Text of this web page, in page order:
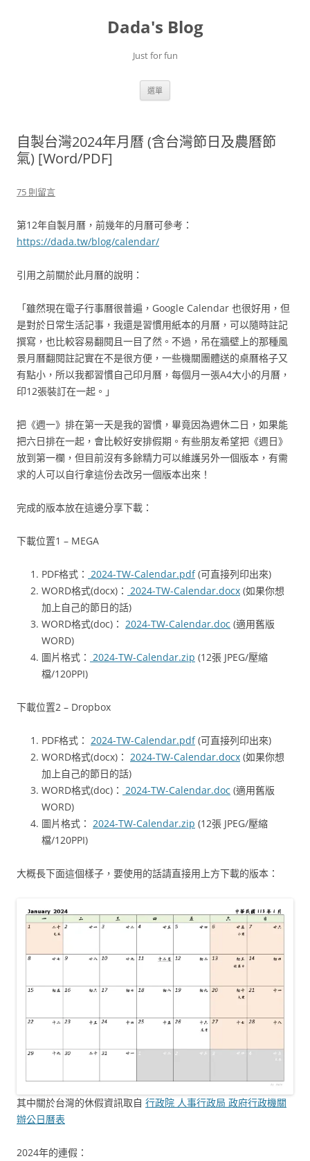
Dada's Blog
Just for fun
選單
自製台灣2024年月曆 (含台灣節日及農曆節
氣) [Word/PDF]
75 則留言
第12年自製月曆，前幾年的月曆可參考：
https://dada.tw/blog/calendar/
引用之前關於此月曆的說明：
「雖然現在電子行事曆很普遍，Google Calendar 也很好用，但
是對於日常生活記事，我還是習慣用紙本的月曆，可以隨時註記
撰寫，也比較容易翻閱且一目了然。不過，吊在牆壁上的那種風
景月曆翻閱註記實在不是很方便，一些機關團體送的桌曆格子又
有點小，所以我都習慣自己印月曆，每個月一張A4大小的月曆，
印12張裝訂在一起。」
把《週一》排在第一天是我的習慣，畢竟因為週休二日，如果能
把六日排在一起，會比較好安排假期。有些朋友希望把《週日》
放到第一欄，但目前沒有多餘精力可以維護另外一個版本，有需
求的人可以自行拿這份去改另一個版本出來！
完成的版本放在這邊分享下載：
下載位置1 – MEGA
PDF格式： 2024-TW-Calendar.pdf(可直接列印出來)
WORD格式(docx)： 2024-TW-Calendar.docx (如果你想
加上自己的節日的話)
WORD格式(doc)： 2024-TW-Calendar.doc (適用舊版
WORD)
圖片格式： 2024-TW-Calendar.zip (12張 JPEG/壓縮
檔/120PPI)
下載位置2 – Dropbox
PDF格式： 2024-TW-Calendar.pdf(可直接列印出來)
WORD格式(docx)： 2024-TW-Calendar.docx (如果你想
加上自己的節日的話)
WORD格式(doc)： 2024-TW-Calendar.doc (適用舊版
WORD)
圖片格式： 2024-TW-Calendar.zip (12張 JPEG/壓縮
檔/120PPI)
大概長下面這個樣子，要使用的話請直接用上方下載的版本：
其中關於台灣的休假資訊取自 行政院 人事行政局 政府行政機關
辦公日曆表
2024年的連假：